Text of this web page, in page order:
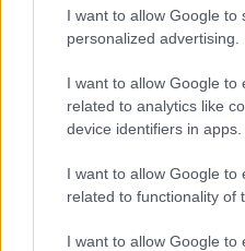
I want to allow Google to
personalized advertising.
I want to allow Google to
related to analytics like
device identifiers in apps.
I want to allow Google to
related to functionality of
I want to allow Google to
Allergia al veleno di
sintomi e prevenire le
LIFESTYLE